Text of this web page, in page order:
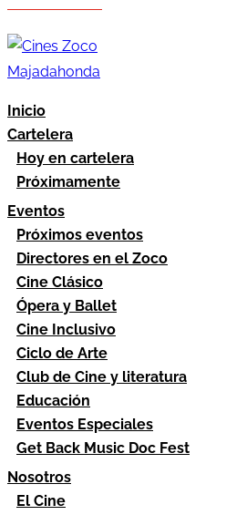
Inicio
Cartelera
Hoy en cartelera
Próximamente
Eventos
Próximos eventos
Directores en el Zoco
Cine Clásico
Ópera y Ballet
Cine Inclusivo
Ciclo de Arte
Club de Cine y literatura
Educación
Eventos Especiales
Get Back Music Doc Fest
Nosotros
El Cine